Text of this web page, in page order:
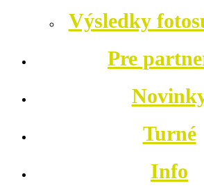
Výsledky
Pre
Turné
Info